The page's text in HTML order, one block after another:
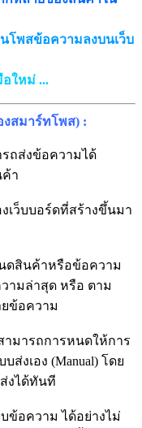
โพสข้อความลงบนเว็บ
ใหม่ ...
งสมาร์ทโพส) :
ถส่งข้อความได้
ค้า
เว็บบอร์ดที่สร้างขึ้นมา
ดสินค้าหรือข้อความ
ามล่าสุด หรือ ตาม
ข้อความ
ามารถการหนดให้การ
ส่งเอง (Manual) โดย
งได้ทันที
ข้อความ ได้อย่างไม่